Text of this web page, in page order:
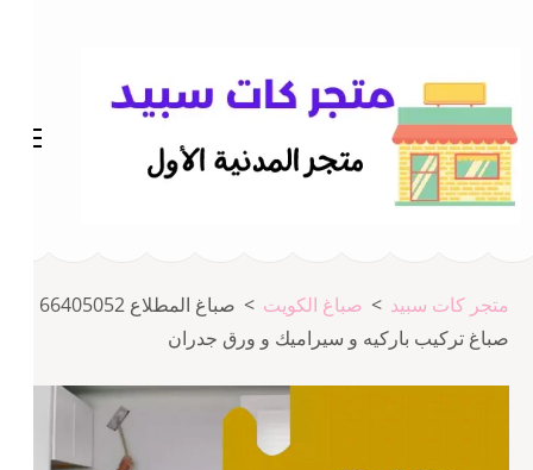
المحتوى
(اضغط
Enter)
متجر كات سبيد > صباغ الكويت >
صباغ المطلاع 66405052
صباغ تركيب باركيه و سيراميك و ورق جدران